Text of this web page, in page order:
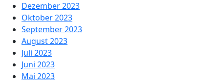
Dezember 2023
Oktober 2023
September 2023
August 2023
Juli 2023
Juni 2023
Mai 2023